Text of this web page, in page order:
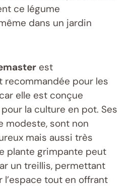
ce légume
dans un jardin
est
recommandée pour les
elle est conçue
la culture en pot. Ses
modeste, sont non
mais aussi très
plante grimpante peut
un treillis, permettant
l’espace tout en offrant